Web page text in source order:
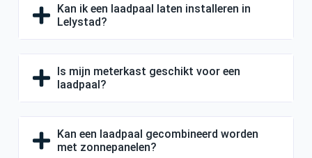
Kan ik een laadpaal laten installeren in
Lelystad?
Is mijn meterkast geschikt voor een
laadpaal?
Kan een laadpaal gecombineerd worden
met zonnepanelen?